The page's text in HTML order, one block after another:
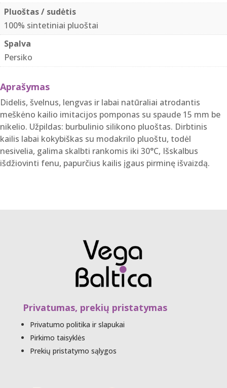
Pluoštas / sudėtis
100% sintetiniai pluoštai
Spalva
Persiko
Aprašymas
Didelis, švelnus, lengvas ir labai natūraliai atrodantis
meškėno kailio imitacijos pomponas su spaude 15 mm be
nikelio. Užpildas: burbulinio silikono pluoštas. Dirbtinis
kailis labai kokybiškas su modakrilo pluoštu, todėl
nesivelia, galima skalbti rankomis iki 30°C, Išskalbus
išdžiovinti fenu, papurčius kailis įgaus pirminę išvaizdą.
Privatumas, prekių pristatymas
Privatumo politika ir slapukai
Pirkimo taisyklės
Prekių pristatymo sąlygos